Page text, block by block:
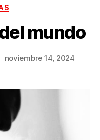
mundo
noviembre 14, 2024